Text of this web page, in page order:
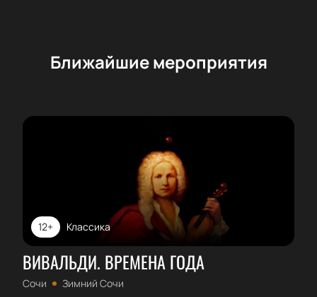
Ближайшие мероприятия
Классика
12+
ВИВАЛЬДИ. ВРЕМЕНА ГОДА
Сочи Зимний Сочи